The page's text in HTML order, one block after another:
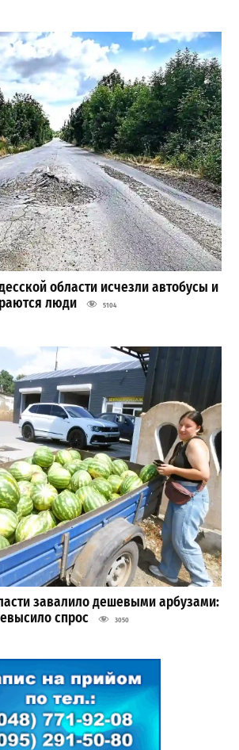
области исчезли автобусы и
люди
5104
завалило дешевыми арбузами:
спрос
3050